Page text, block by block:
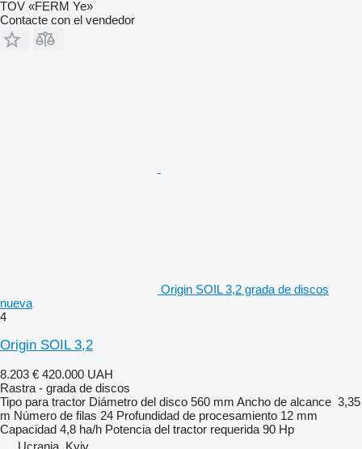
TOV «FERM Ye»
Contacte con el vendedor
Origin SOIL 3,2 grada de discos
nueva
4
Origin SOIL 3,2
8.203 € 420.000 UAH
Rastra - grada de discos
Tipo para tractor Diámetro del disco 560 mm Ancho de alcance 3,35
m Número de filas 24 Profundidad de procesamiento 12 mm
Capacidad 4,8 ha/h Potencia del tractor requerida 90 Hp
Ucrania, Kyiv